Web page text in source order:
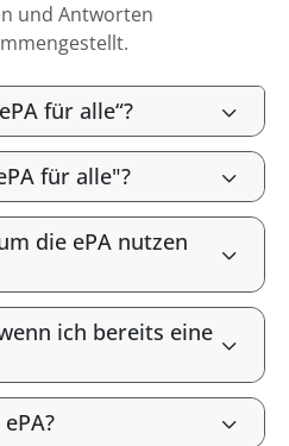
und Antworten
für alle“?
für alle"?
die ePA nutzen
ich bereits eine